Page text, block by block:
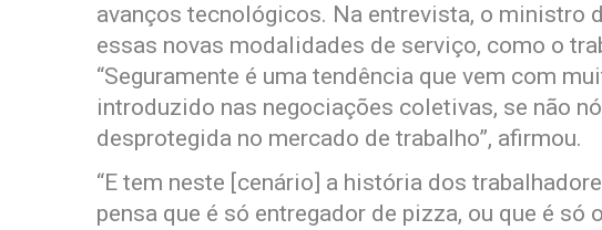
avanços tecnológicos. Na entrevista, o ministro
essas novas modalidades de serviço, como o
“Seguramente é uma tendência que vem com
introduzido nas negociações coletivas, se não
desprotegida no mercado de trabalho”, afirmou.
“E tem neste [cenário] a história dos
pensa que é só entregador de pizza, ou que é só